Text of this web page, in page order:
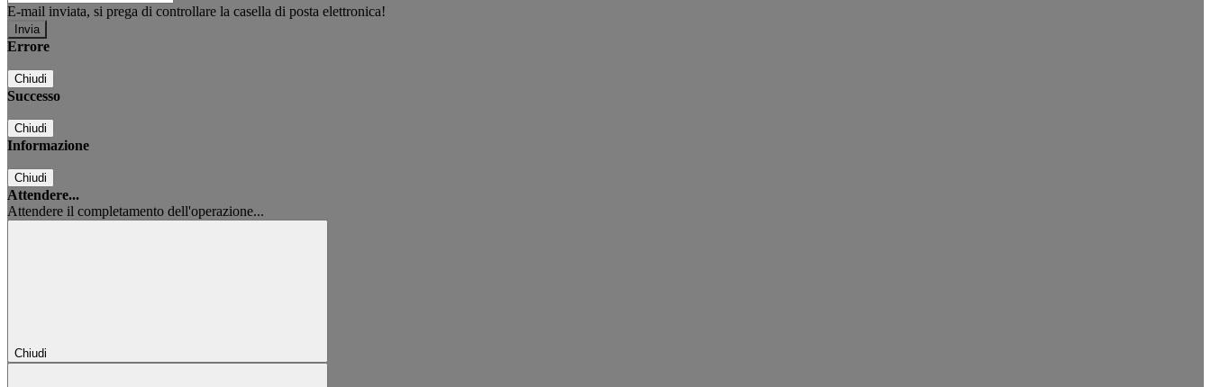
E-mail inviata, si prega di controllare la casella di posta elettronica!
Errore
Chiudi
Successo
Chiudi
Informazione
Chiudi
Attendere...
Attendere il completamento dell'operazione...
Chiudi